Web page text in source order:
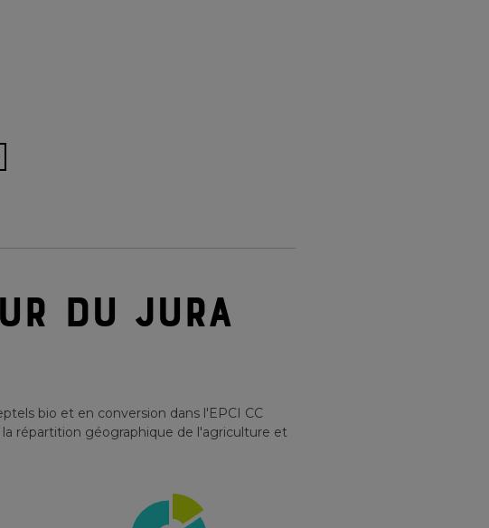
DU JURA
bio et en conversion dans l'EPCI CC
répartition géographique de l'agriculture et